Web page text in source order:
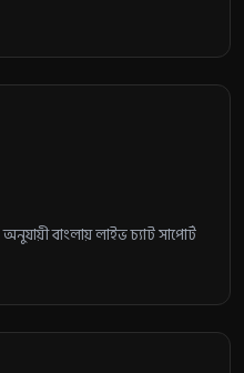
বাংলায় লাইভ চ্যাট সাপোর্ট